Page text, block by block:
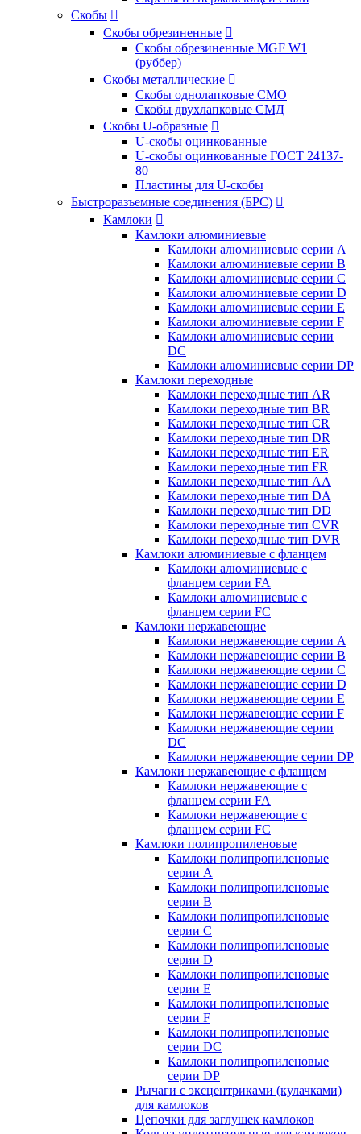
Скобы 
Скобы обрезиненные 
Скобы обрезиненные MGF W1
(руббер)
Скобы металлические 
Скобы однолапковые СМО
Скобы двухлапковые СМД
Скобы U-образные 
U-скобы оцинкованные
U-скобы оцинкованные ГОСТ 24137-
80
Пластины для U-скобы
Быстроразъемные соединения (БРС) 
Камлоки 
Камлоки алюминиевые
Камлоки алюминиевые серии А
Камлоки алюминиевые серии B
Камлоки алюминиевые серии C
Камлоки алюминиевые серии D
Камлоки алюминиевые серии E
Камлоки алюминиевые серии F
Камлоки алюминиевые серии
DC
Камлоки алюминиевые серии DP
Камлоки переходные
Камлоки переходные тип AR
Камлоки переходные тип BR
Камлоки переходные тип CR
Камлоки переходные тип DR
Камлоки переходные тип ER
Камлоки переходные тип FR
Камлоки переходные тип AA
Камлоки переходные тип DA
Камлоки переходные тип DD
Камлоки переходные тип CVR
Камлоки переходные тип DVR
Камлоки алюминиевые с фланцем
Камлоки алюминиевые с
фланцем серии FA
Камлоки алюминиевые с
фланцем серии FC
Камлоки нержавеющие
Камлоки нержавеющие серии А
Камлоки нержавеющие серии В
Камлоки нержавеющие серии C
Камлоки нержавеющие серии D
Камлоки нержавеющие серии E
Камлоки нержавеющие серии F
Камлоки нержавеющие серии
DC
Камлоки нержавеющие серии DP
Камлоки нержавеющие с фланцем
Камлоки нержавеющие с
фланцем серии FA
Камлоки нержавеющие с
фланцем серии FC
Камлоки полипропиленовые
Камлоки полипропиленовые
серии А
Камлоки полипропиленовые
серии B
Камлоки полипропиленовые
серии C
Камлоки полипропиленовые
серии D
Камлоки полипропиленовые
серии Е
Камлоки полипропиленовые
серии F
Камлоки полипропиленовые
серии DC
Камлоки полипропиленовые
серии DP
Рычаги с эксцентриками (кулачками)
для камлоков
Цепочки для заглушек камлоков